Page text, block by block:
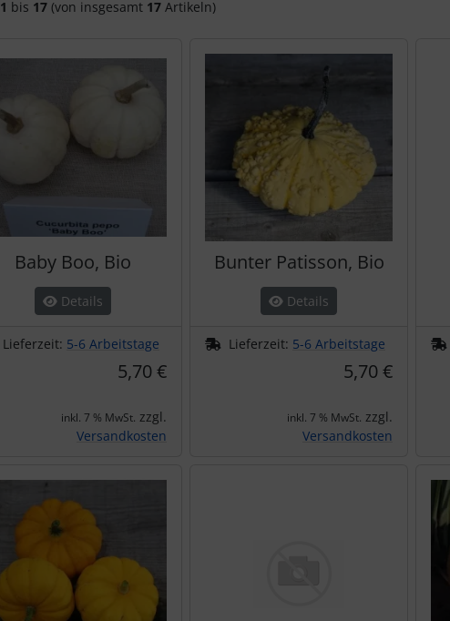
1 bis 17 (von insgesamt 17 Artikeln)
Baby Boo, Bio
Details
Lieferzeit: 5-6 Arbeitstage
5,70 €
inkl. 7 % MwSt. zzgl.
Versandkosten
Bunter Patisson, Bio
Details
Lieferzeit: 5-6 Arbeitstage
5,70 €
inkl. 7 % MwSt. zzgl.
Versandkosten